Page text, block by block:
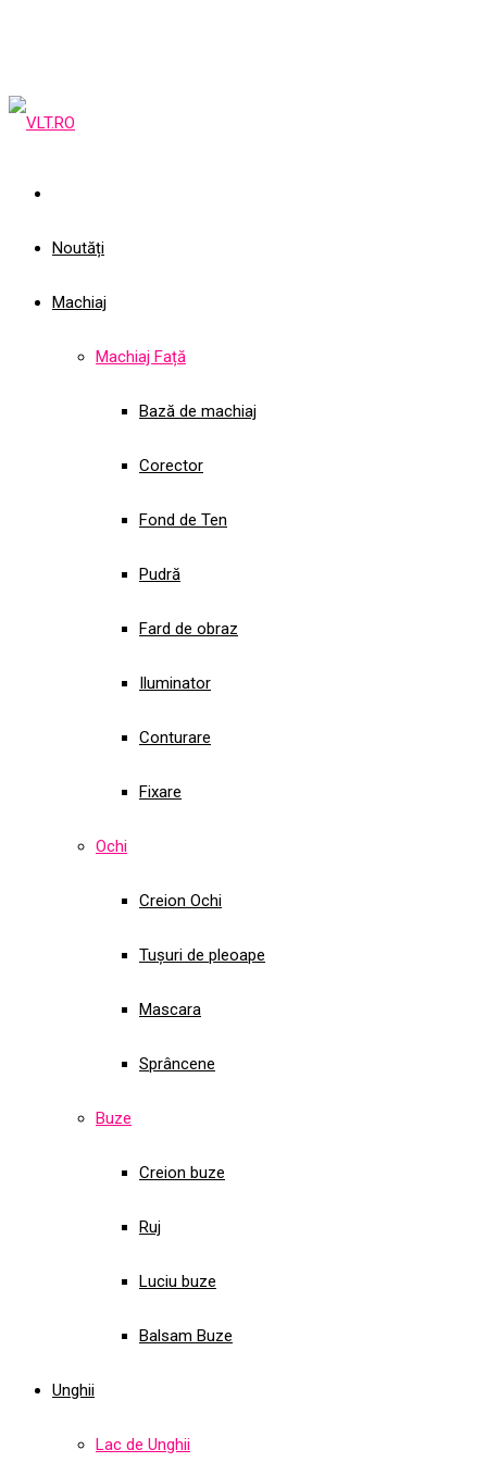
Noutăți
Machiaj
Machiaj Față
Bază de machiaj
Corector
Fond de Ten
Pudră
Fard de obraz
Iluminator
Conturare
Fixare
Ochi
Creion Ochi
Tușuri de pleoape
Mascara
Sprâncene
Buze
Creion buze
Ruj
Luciu buze
Balsam Buze
Unghii
Lac de Unghii